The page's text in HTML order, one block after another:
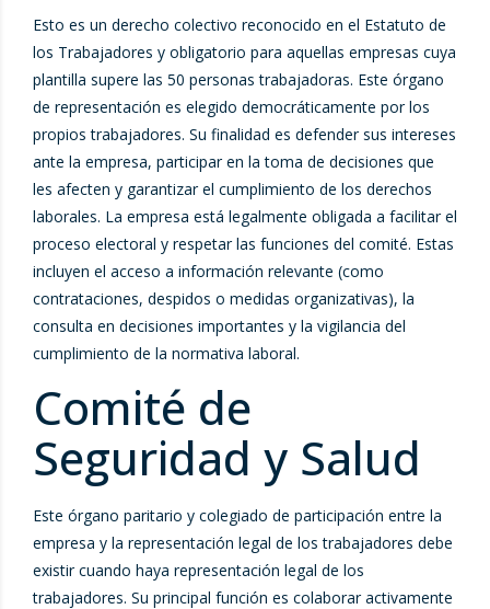
Esto es un derecho colectivo reconocido en el Estatuto de
los Trabajadores y obligatorio para aquellas empresas cuya
plantilla supere las 50 personas trabajadoras. Este órgano
de representación es elegido democráticamente por los
propios trabajadores. Su finalidad es defender sus intereses
ante la empresa, participar en la toma de decisiones que
les afecten y garantizar el cumplimiento de los derechos
laborales. La empresa está legalmente obligada a facilitar el
proceso electoral y respetar las funciones del comité. Estas
incluyen el acceso a información relevante (como
contrataciones, despidos o medidas organizativas), la
consulta en decisiones importantes y la vigilancia del
cumplimiento de la normativa laboral.
Comité de
Seguridad y Salud
Este órgano paritario y colegiado de participación entre la
empresa y la representación legal de los trabajadores debe
existir cuando haya representación legal de los
trabajadores. Su principal función es colaborar activamente